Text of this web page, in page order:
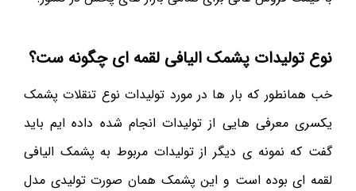
نوع تولیدات پشمک الیافی لقمه ای چگونه ست؟
خب همانطور که بار ها در مورد تولیدات نوع تنقلات پشمک
یکسری معرفی هایی از تولیدات انجام شده داده ایم باید
گفت که نمونه ی دیگر از تولیدات مربوط به پشمک الیافی
لقمه ای بوده است و این پشمک همان صورت تولیدی مدل